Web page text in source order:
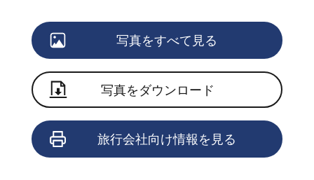
写真をすべて見る
写真をダウンロード
旅行会社向け情報を見る